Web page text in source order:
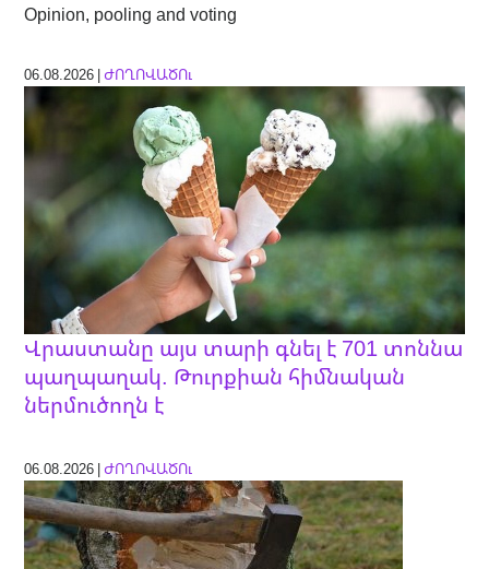
Opinion, pooling and voting
06.08.2026 |ԺՈՂՈՎԱԾՈւ
Վրաստանը այս տարի գնել է 701 տոննա
պաղպաղակ. Թուրքիան հիմնական
ներմուծողն է
06.08.2026 |ԺՈՂՈՎԱԾՈւ